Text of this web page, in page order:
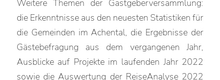
Weitere Themen der Gastgeberversammlung:
die Erkenntnisse aus den neuesten Statistiken für
die Gemeinden im Achental, die Ergebnisse der
Gästebefragung aus dem vergangenen Jahr,
Ausblicke auf Projekte im laufenden Jahr 2022
sowie die Auswertung der ReiseAnalyse 2022